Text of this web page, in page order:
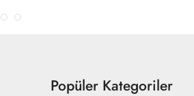
Popüler Kategoriler